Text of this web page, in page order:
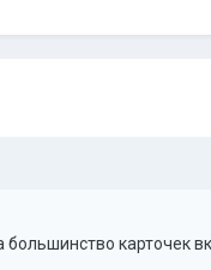
большинство карточек